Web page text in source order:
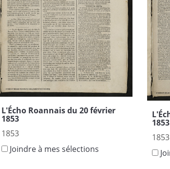
L'Écho Roannais du 20 février
1853
1853
Joindre à mes sélections
1853
1853